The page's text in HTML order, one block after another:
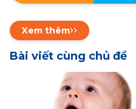
Xem thêm
Bài viết cùng chủ đề